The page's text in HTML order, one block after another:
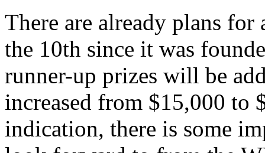
There are already plans
the 10th since it was
runner-up prizes will be
increased from $15,000 to
indication, there is some